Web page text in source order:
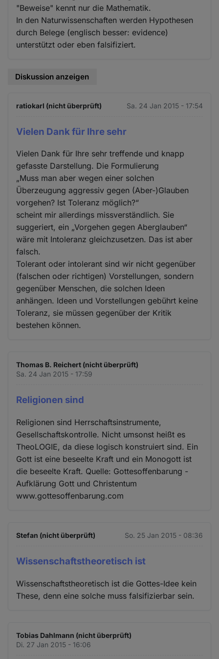
"Beweise" kennt nur die Mathematik.
In den Naturwissenschaften werden Hypothesen
durch Belege (englisch besser: evidence)
unterstützt oder eben falsifiziert.
Diskussion anzeigen
ratiokarl (nicht überprüft) Sa. 24 Jan 2015 - 17:54
Vielen Dank für Ihre sehr
Vielen Dank für Ihre sehr treffende und knapp
gefasste Darstellung. Die Formulierung
„Muss man aber wegen einer solchen
Überzeugung aggressiv gegen (Aber-)Glauben
vorgehen? Ist Toleranz möglich?“
scheint mir allerdings missverständlich. Sie
suggeriert, ein „Vorgehen gegen Aberglauben“
wäre mit Intoleranz gleichzusetzen. Das ist aber
falsch.
Tolerant oder intolerant sind wir nicht gegenüber
(falschen oder richtigen) Vorstellungen, sondern
gegenüber Menschen, die solchen Ideen
anhängen. Ideen und Vorstellungen gebührt keine
Toleranz, sie müssen gegenüber der Kritik
bestehen können.
Thomas B. Reichert (nicht überprüft)
Sa. 24 Jan 2015 - 17:59
Religionen sind
Religionen sind Herrschaftsinstrumente,
Gesellschaftskontrolle. Nicht umsonst heißt es
TheoLOGIE, da diese logisch konstruiert sind. Ein
Gott ist eine beseelte Kraft und ein Monogott ist
die beseelte Kraft. Quelle: Gottesoffenbarung -
Aufklärung Gott und Christentum
www.gottesoffenbarung.com
Stefan (nicht überprüft) So. 25 Jan 2015 - 08:36
Wissenschaftstheoretisch ist
Wissenschaftstheoretisch ist die Gottes-Idee kein
These, denn eine solche muss falsifizierbar sein.
Tobias Dahlmann (nicht überprüft)
Di. 27 Jan 2015 - 16:06